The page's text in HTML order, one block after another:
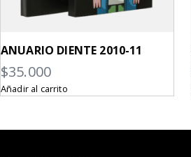
ANUARIO DIENTE 2010-11
$35.000
Añadir al carrito